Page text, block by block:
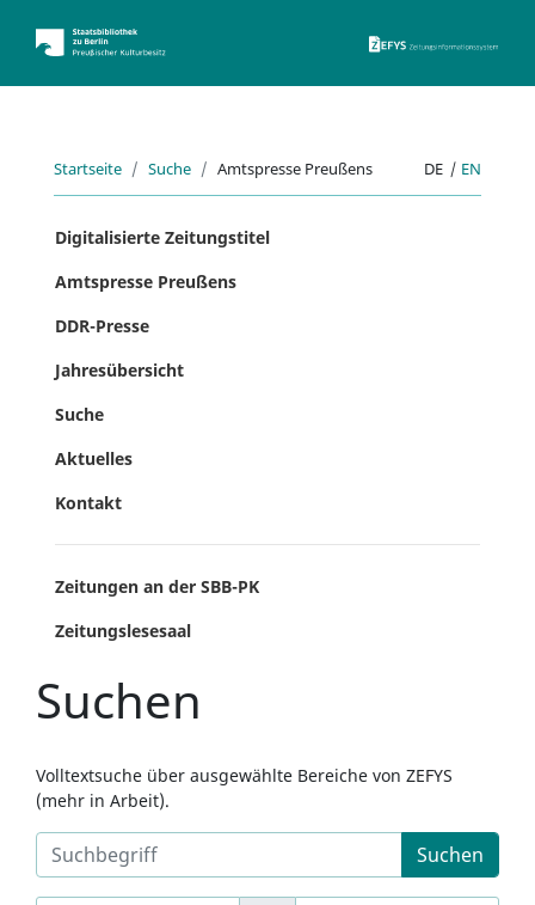
Startseite Suche Amtspresse Preußens DE | EN
Digitalisierte Zeitungstitel
Amtspresse Preußens
DDR-Presse
Jahresübersicht
Suche
Aktuelles
Kontakt
Zeitungen an der SBB-PK
Zeitungslesesaal
Suchen
Volltextsuche über ausgewählte Bereiche von ZEFYS
(mehr in Arbeit).
Suchen